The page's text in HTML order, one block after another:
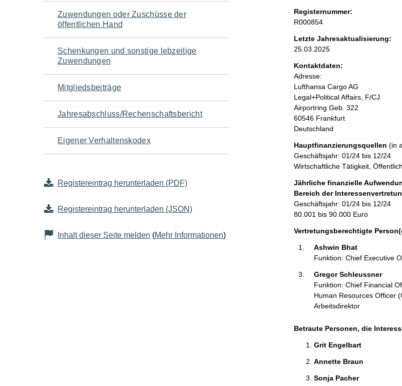
Zuwendungen oder Zuschüsse der
öffentlichen Hand
Schenkungen und sonstige lebzeitige
Zuwendungen
Mitgliedsbeiträge
Jahresabschluss/Rechenschaftsbericht
Eigener Verhaltenskodex
Registereintrag herunterladen (PDF)
Registereintrag herunterladen (JSON)
Inhalt dieser Seite melden (Mehr Informationen)
n
i
n
h
a
l
t
Registernummer:
R000854
Letzte Jahresaktualisierung:
25.03.2025
Kontaktdaten:
Adresse:
Lufthansa Cargo AG
Legal+Political Affairs, F/CJ
Airportring Geb. 322
60546 Frankfurt
Deutschland
Hauptfinanzierungsquellen (in
Geschäftsjahr: 01/24 bis 12/24
Wirtschaftliche Tätigkeit,
Jährliche finanzielle
Bereich der
Geschäftsjahr: 01/24 bis 12/24
80.001 bis 90.000 Euro
Vertretungsberechtigte
Ashwin Bhat
Funktion: Chief Executive
Gregor Schleussner
Funktion: Chief Financial
Human Resources Officer
Arbeitsdirektor
Betraute Personen, die
Grit Engelbart
Annette Braun
Sonja Pacher